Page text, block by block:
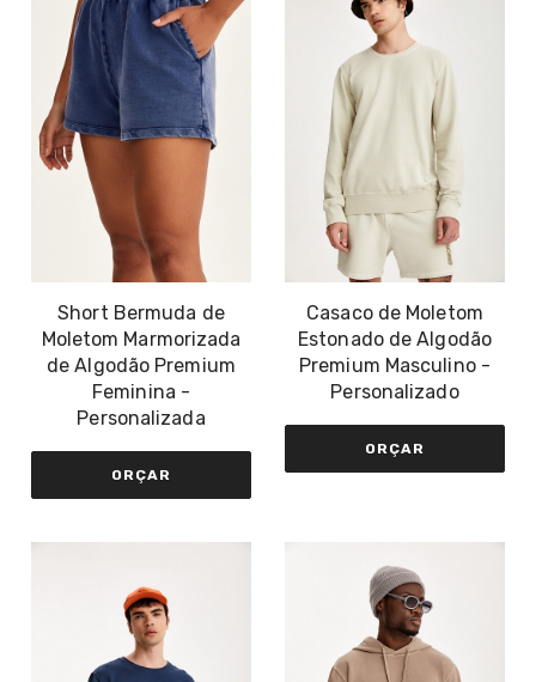
Short Bermuda de
Moletom Marmorizada
de Algodão Premium
Feminina -
Personalizada
ORÇAR
Casaco de Moletom
Estonado de Algodão
Premium Masculino -
Personalizado
ORÇAR